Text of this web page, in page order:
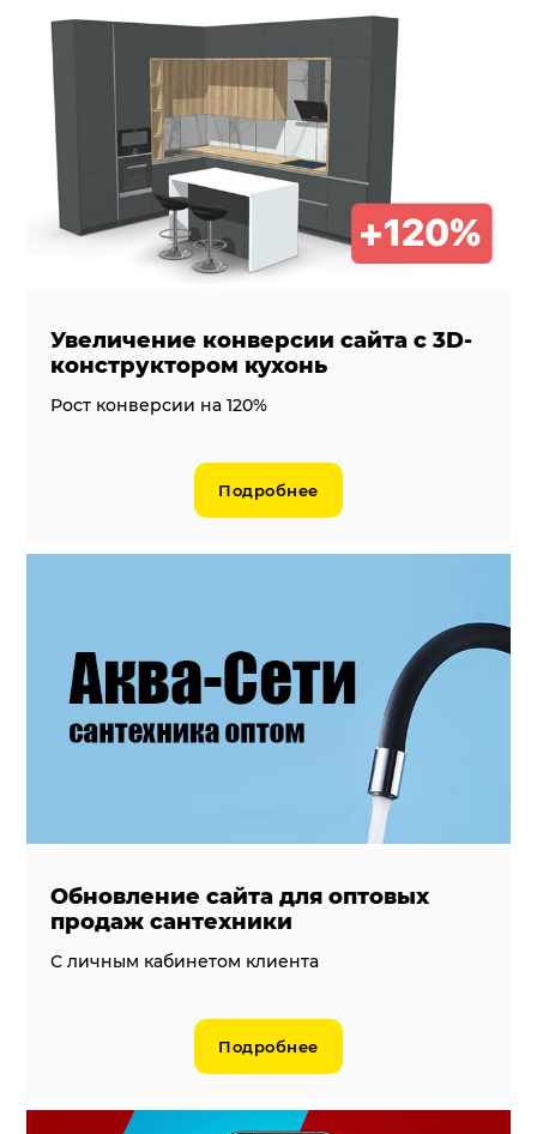
Увеличение конверсии сайта с 3D-
конструктором кухонь
Рост конверсии на 120%
Подробнее
Обновление сайта для оптовых
продаж сантехники
С личным кабинетом клиента
Подробнее